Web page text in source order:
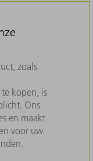
zoals
kopen, is
Ons
en maakt
voor uw